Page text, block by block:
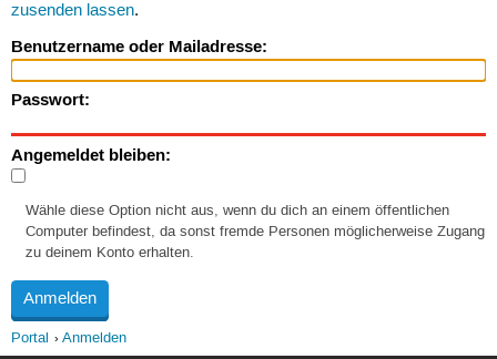
zusenden lassen.
Benutzername oder Mailadresse:
Passwort:
Angemeldet bleiben:
Wähle diese Option nicht aus, wenn du dich an einem öffentlichen
Computer befindest, da sonst fremde Personen möglicherweise Zugang
zu deinem Konto erhalten.
Portal Anmelden